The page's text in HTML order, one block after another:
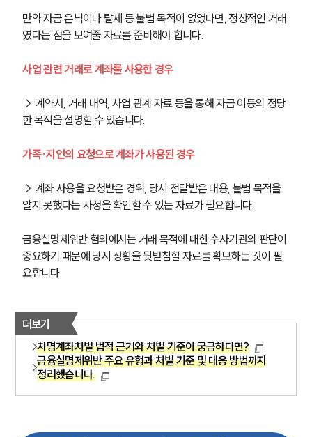
만약 자금 은닉이나 탈세 등 불법 목적이 없었다면, 정상적인 거래
였다는 점을 보여줄 자료를 준비해야 합니다.
사업 관련 거래로 계좌를 사용한 경우
→ 계약서, 거래 내역, 사업 관계 자료 등을 통해 자금 이동의 정당
한 목적을 설명할 수 있습니다.
가족·지인의 요청으로 계좌가 사용된 경우
→ 계좌 사용을 요청받은 경위, 당시 전달받은 내용, 불법 목적을
알지 못했다는 사정을 확인할 수 있는 자료가 필요합니다.
금융실명제위반 혐의에서는 거래 목적에 대한 수사기관의 판단이
중요하기 때문에 당시 상황을 뒷받침할 자료를 확보하는 것이 필
요합니다.
더보기
차명계좌처벌 법적 근거와 처벌 기준이 궁금하다면?
금융실명제위반 주요 유형과 처벌 기준 및 대응 방법까지
정리했습니다.